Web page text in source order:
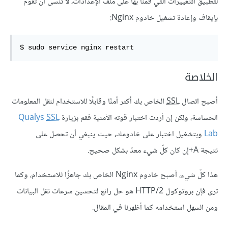
بإيقاف وإعادة تشغيل خادوم Nginx:
$ sudo service nginx restart
الخلاصة
أصبح اتصالSSLالخاص بك أكثر أمنًا وقابلًا للاستخدام لنقل المعلومات
الحساسة، ولكن إن أردت اختبار قوته الأمنية فقم بزيارة
QualysSSL
Lab وبتشغيل اختبار على خادومك، حيث ينبغي أن تحصل على
نتيجة A+إن كان كلّ شيء معدّ بشكل صحيح.
هذا كلّ شيء، أصبح خادوم Nginx الخاص بك جاهزًا للاستخدام، وكما
ترى فإن بروتوكول HTTP/2 هو حل رائع لتحسين سرعات نقل البيانات
ومن السهل استخدامه كما أظهرنا في المقال.